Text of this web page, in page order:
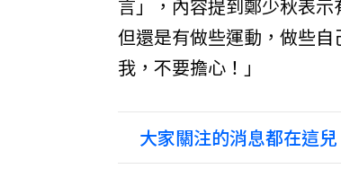
言」，內容提到鄭少秋表
但還是有做些運動，做些
我，不要擔心！」
大家關注的消息都在這